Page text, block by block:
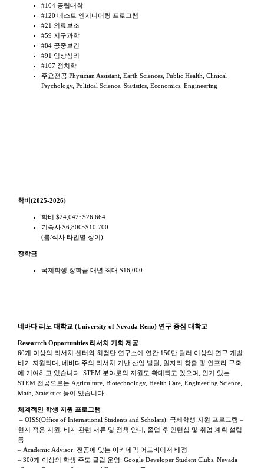
#104 공립대학
#120 베스트 엔지니어링 프로그램
#21 의료보조
#59 지구과학
#84 공중보건
#91 임상심리
#107 정치학
주요전공 Physician Assistant, Earth Sciences, Public Health, Clinical
Psychology, Political Science, Statistics, Economics, Engineering
학비(2025-2026)
학비 $24,042~$26,664
기숙사 $6,800~$10,700
(룸/식사 타입별 상이)
장학금
국제학생 장학금 매년 최대 $16,000
네바다 리노 대학교 (University of Nevada Reno) 연구 중심 대학교
Researrch Opportunities 리서치 기회 제공
60개 이상의 리서치 센터와 최첨단 연구소에 연간 150만 달러 이상의 연구 개발
비가 지원되며, 네바다주의 리서치 기반 산업 발달, 일자리 창출 및 인프라 구축
에 기여하고 있습니다. STEM 분야로의 지원도 확대되고 있으며, 인기 있는
STEM 전공으로는 Agriculture, Biotechnology, Health Care, Engineering Science,
Math, Stateistics 등이 있습니다.
체계적인 학생 지원 프로그램
– OISS(Office of International Students and Scholars): 국제학생 지원 프로그램 –
현지 적응 지원, 비자 관련 서류 및 정책 안내, 졸업 후 인턴십 및 취업 계획 설립
등
– Academic Advisor: 전공에 맞는 아카데믹 어드바이저 배정
– 300개 이상의 학생 주도 클럽 운영: Google Developer Student Clubs, Nevada